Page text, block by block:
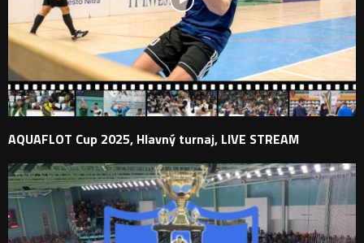
AQUAFLOT Cup 2025, Hlavný turnaj, LIVE STREAM